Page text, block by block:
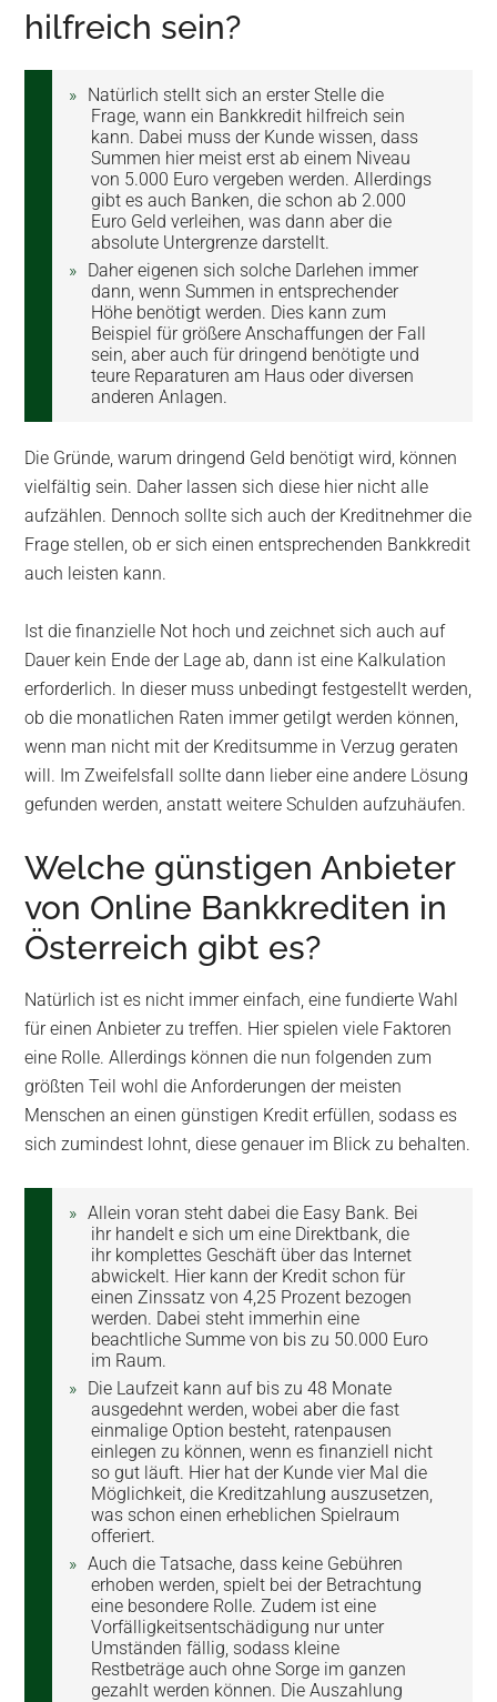
hilfreich sein?
Natürlich stellt sich an erster Stelle die
Frage, wann ein Bankkredit hilfreich sein
kann. Dabei muss der Kunde wissen, dass
Summen hier meist erst ab einem Niveau
von 5.000 Euro vergeben werden. Allerdings
gibt es auch Banken, die schon ab 2.000
Euro Geld verleihen, was dann aber die
absolute Untergrenze darstellt.
Daher eigenen sich solche Darlehen immer
dann, wenn Summen in entsprechender
Höhe benötigt werden. Dies kann zum
Beispiel für größere Anschaffungen der Fall
sein, aber auch für dringend benötigte und
teure Reparaturen am Haus oder diversen
anderen Anlagen.
Die Gründe, warum dringend Geld benötigt wird, können
vielfältig sein. Daher lassen sich diese hier nicht alle
aufzählen. Dennoch sollte sich auch der Kreditnehmer die
Frage stellen, ob er sich einen entsprechenden Bankkredit
auch leisten kann.
Ist die finanzielle Not hoch und zeichnet sich auch auf
Dauer kein Ende der Lage ab, dann ist eine Kalkulation
erforderlich. In dieser muss unbedingt festgestellt werden,
ob die monatlichen Raten immer getilgt werden können,
wenn man nicht mit der Kreditsumme in Verzug geraten
will. Im Zweifelsfall sollte dann lieber eine andere Lösung
gefunden werden, anstatt weitere Schulden aufzuhäufen.
Welche günstigen Anbieter
von Online Bankkrediten in
Österreich gibt es?
Natürlich ist es nicht immer einfach, eine fundierte Wahl
für einen Anbieter zu treffen. Hier spielen viele Faktoren
eine Rolle. Allerdings können die nun folgenden zum
größten Teil wohl die Anforderungen der meisten
Menschen an einen günstigen Kredit erfüllen, sodass es
sich zumindest lohnt, diese genauer im Blick zu behalten.
Allein voran steht dabei die Easy Bank. Bei
ihr handelt e sich um eine Direktbank, die
ihr komplettes Geschäft über das Internet
abwickelt. Hier kann der Kredit schon für
einen Zinssatz von 4,25 Prozent bezogen
werden. Dabei steht immerhin eine
beachtliche Summe von bis zu 50.000 Euro
im Raum.
Die Laufzeit kann auf bis zu 48 Monate
ausgedehnt werden, wobei aber die fast
einmalige Option besteht, ratenpausen
einlegen zu können, wenn es finanziell nicht
so gut läuft. Hier hat der Kunde vier Mal die
Möglichkeit, die Kreditzahlung auszusetzen,
was schon einen erheblichen Spielraum
offeriert.
Auch die Tatsache, dass keine Gebühren
erhoben werden, spielt bei der Betrachtung
eine besondere Rolle. Zudem ist eine
Vorfälligkeitsentschädigung nur unter
Umständen fällig, sodass kleine
Restbeträge auch ohne Sorge im ganzen
gezahlt werden können. Die Auszahlung